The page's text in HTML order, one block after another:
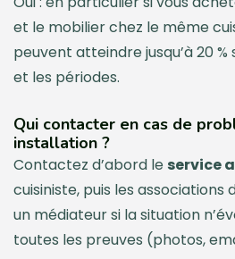
et le mobilier chez le même
peuvent atteindre jusqu’à 20
et les périodes.
Qui contacter en cas de
installation ?
Contactez d’abord le service
cuisiniste, puis les
un médiateur si la situation
toutes les preuves (photos,